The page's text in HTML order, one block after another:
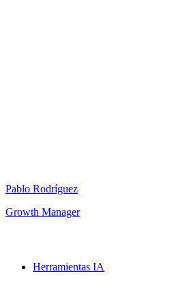
Pablo Rodríguez
Growth Manager
Herramientas IA